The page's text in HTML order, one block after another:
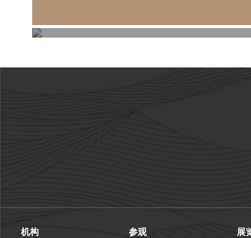
机构 参观 展